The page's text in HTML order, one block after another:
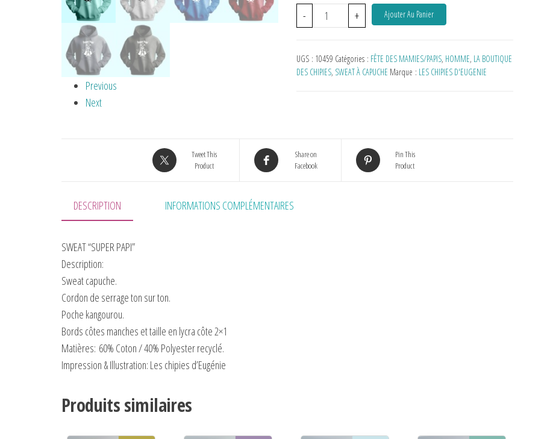
Previous
Next
- + Ajouter Au Panier
UGS : 10459 Catégories : FÊTE DES MAMIES/PAPIS, HOMME, LA BOUTIQUE
DES CHIPIES, SWEAT À CAPUCHE Marque : LES CHIPIES D'EUGENIE
Tweet This
Product
Share on
Facebook
Pin This
Product
DESCRIPTION INFORMATIONS COMPLÉMENTAIRES
SWEAT “SUPER PAPI”
Description:
Sweat capuche.
Cordon de serrage ton sur ton.
Poche kangourou.
Bords côtes manches et taille en lycra côte 2×1
Matières: 60% Coton / 40% Polyester recyclé.
Impression & Illustration: Les chipies d’Eugénie
Produits similaires